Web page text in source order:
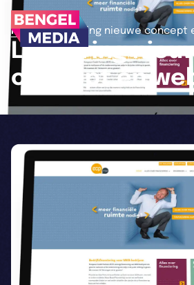
Home>Lancering nieuwe concept
Lancering
concept en